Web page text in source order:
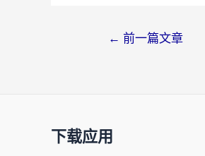
← 前一篇文章
下载应用